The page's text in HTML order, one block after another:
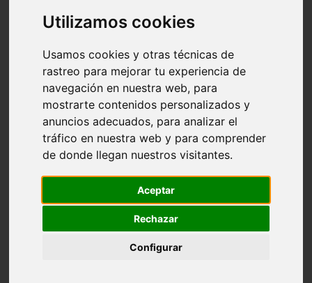
Utilizamos cookies
Usamos cookies y otras técnicas de
rastreo para mejorar tu experiencia de
navegación en nuestra web, para
mostrarte contenidos personalizados y
anuncios adecuados, para analizar el
tráfico en nuestra web y para comprender
de donde llegan nuestros visitantes.
Aceptar
Rechazar
Configurar
TALDEA: 0201 SEN.MAS.2ª-GRUPO A
NOMBRE:INDEPENDIENTE A
CLUB:INDEPENDIENTE C.B.
POBLACIÓN:VITORIA-GASTEIZ
CAMPO:
EQUIPAJE:
NOMBRE:LEK INGENIERIA MARIANISTAS B
CLUB:CHAMINADE MARIANISTAS A.D.